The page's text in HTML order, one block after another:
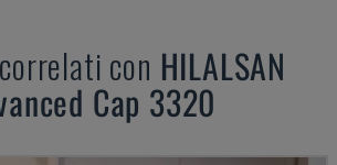
con HILALSAN
Cap 3320